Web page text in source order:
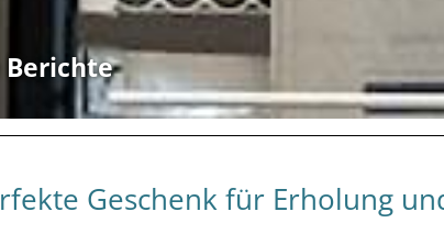
Geschenk für Erholung